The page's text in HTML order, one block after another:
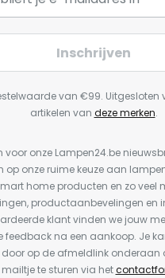
Inschrijven
van €99. Uitgesloten
artikelen van deze merken.
voor onze Lampen24.be
onze ruime keuze aan
home producten en zo veel
productaanbevelingen en
klant vinden we jouw
feedback na een aankoop. Je
op de afmeldlink onderaan
mailtje te sturen via het